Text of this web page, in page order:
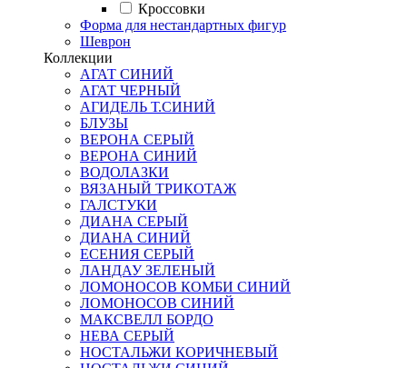
Кроссовки
Форма для нестандартных фигур
Шеврон
Коллекции
АГАТ СИНИЙ
АГАТ ЧЕРНЫЙ
АГИДЕЛЬ Т.СИНИЙ
БЛУЗЫ
ВЕРОНА СЕРЫЙ
ВЕРОНА СИНИЙ
ВОДОЛАЗКИ
ВЯЗАНЫЙ ТРИКОТАЖ
ГАЛСТУКИ
ДИАНА СЕРЫЙ
ДИАНА СИНИЙ
ЕСЕНИЯ СЕРЫЙ
ЛАНДАУ ЗЕЛЕНЫЙ
ЛОМОНОСОВ КОМБИ СИНИЙ
ЛОМОНОСОВ СИНИЙ
МАКСВЕЛЛ БОРДО
НЕВА СЕРЫЙ
НОСТАЛЬЖИ КОРИЧНЕВЫЙ